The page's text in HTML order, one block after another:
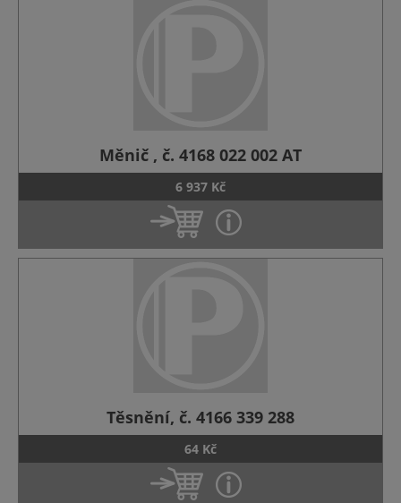
Měnič , č. 4168 022 002 AT
6 937 Kč
Těsnění, č. 4166 339 288
64 Kč